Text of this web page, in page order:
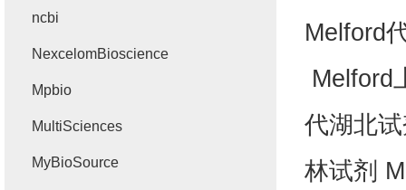
Melford
Melford
代湖北
林试剂
ncbi
NexcelomBioscience
Mpbio
MultiSciences
MyBioSource